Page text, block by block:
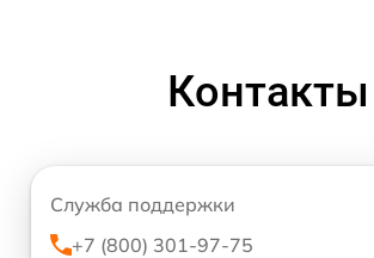
Контакты
Служба поддержки
+7 (800) 301-97-75